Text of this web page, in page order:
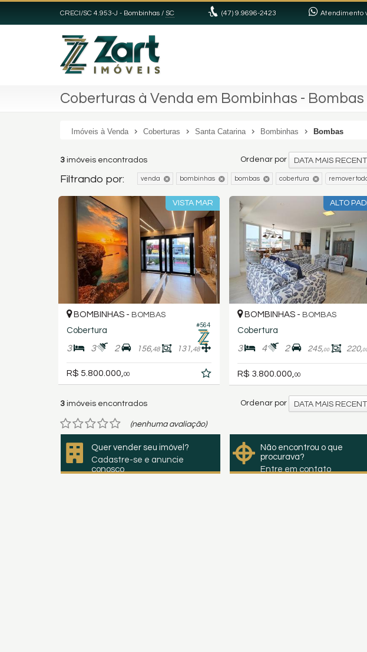
CRECI/SC 4.953-J - Bombinhas / SC (47) 9.9696-2423 Atendimento
Coberturas à Venda em Bombinhas - Bombas
Imóveis à Venda Coberturas Santa Catarina Bombinhas Bombas
3 imóveis encontrados Ordenar por DATA MAIS
Filtrando por: venda bombinhas bombas cobertura remover
VISTA MAR
#564
BOMBINHAS - BOMBAS
Cobertura
3 3 2 156,48 131,48
R$ 5.800.000, 00
ALTO
BOMBINHAS - BOMBAS
Cobertura
3 4 2 245,00 220,
R$ 3.800.000, 00
3 imóveis encontrados Ordenar por DATA MAIS
(nenhuma avaliação)
Quer vender seu imóvel?
Cadastre-se e anuncie
conosco
Não encontrou o que
procurava?
Entre em contato